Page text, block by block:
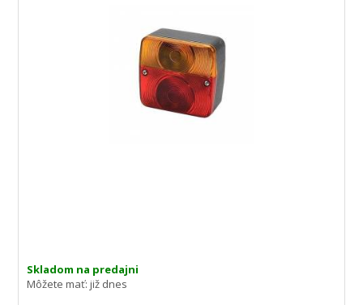
Skladom na predajni
Môžete mať:již dnes